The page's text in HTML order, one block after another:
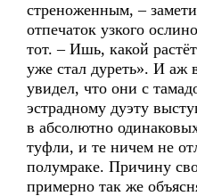
стреноженным, –
отпечаток узкого
тот. – Ишь, какой
уже стал дуреть». И аж
увидел, что они с
эстрадному дуэту
в абсолютно
туфли, и те ничем не
полумраке. Причину
примерно так же